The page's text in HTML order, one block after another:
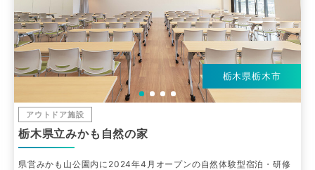
栃木県栃木市
アウトドア施設
栃木県立みかも自然の家
県営みかも山公園内に2024年4月オープンの自然体験型宿泊・研修